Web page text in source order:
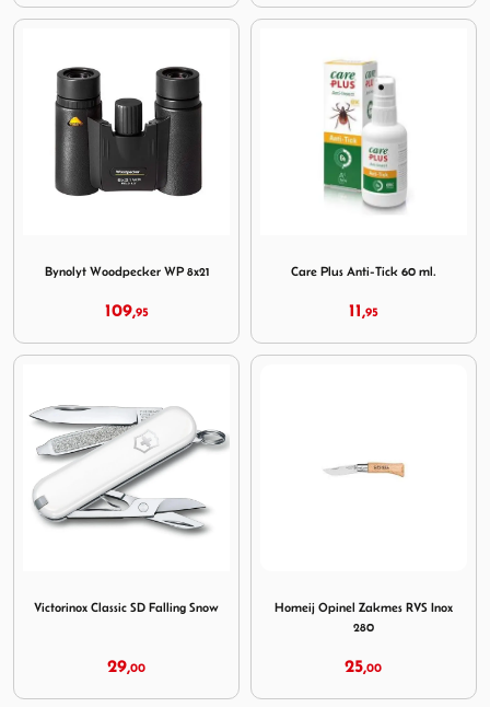
Bynolyt Woodpecker WP 8x21
109,95
Care Plus Anti-Tick 60 ml.
11,95
Victorinox Classic SD Falling Snow
29,00
Homeij Opinel Zakmes RVS Inox
280
25,00